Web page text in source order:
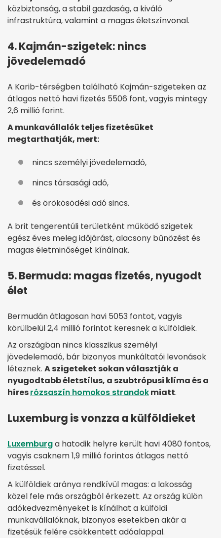
közbiztonság, a stabil gazdaság, a kiváló
infrastruktúra, valamint a magas életszínvonal.
4. Kajmán-szigetek: nincs
jövedelemadó
A Karib-térségben található Kajmán-szigeteken az
átlagos nettó havi fizetés 5506 font, vagyis mintegy
2,6 millió forint.
A munkavállalók teljes fizetésüket
megtarthatják, mert:
nincs személyi jövedelemadó,
nincs társasági adó,
és örökösödési adó sincs.
A brit tengerentúli területként működő szigetek
egész éves meleg időjárást, alacsony bűnözést és
magas életminőséget kínálnak.
5. Bermuda: magas fizetés, nyugodt
élet
Bermudán átlagosan havi 5053 fontot, vagyis
körülbelül 2,4 millió forintot keresnek a külföldiek.
Az országban nincs klasszikus személyi
jövedelemadó, bár bizonyos munkáltatói levonások
léteznek. A szigeteket sokan választják a
nyugodtabb életstílus, a szubtrópusi klíma és a
híresrózsaszín homokos strandokmiatt.
Luxemburg is vonzza a külföldieket
Luxemburga hatodik helyre került havi 4080 fontos,
vagyis csaknem 1,9 millió forintos átlagos nettó
fizetéssel.
A külföldiek aránya rendkívül magas: a lakosság
közel fele más országból érkezett. Az ország külön
adókedvezményeket is kínálhat a külföldi
munkavállalóknak, bizonyos esetekben akár a
fizetésük felére csökkentett adóalappal.